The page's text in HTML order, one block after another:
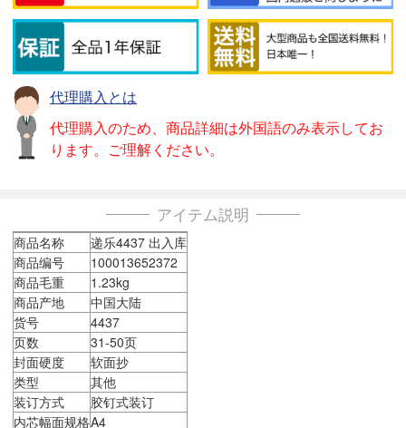
代理購入とは
代理購入のため、商品詳細は外国語のみ表示してお
ります。ご理解ください。
アイテム説明
商品名称
递乐4437 出入库
商品编号
100013652372
商品毛重
1.23kg
商品产地
中国大陆
货号
4437
页数
31-50页
封面硬度
软面抄
类型
其他
装订方式
胶钉式装订
内芯幅面规格A4